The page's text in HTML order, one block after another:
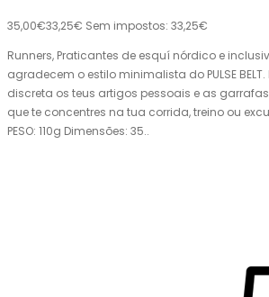
35,00€33,25€ Sem impostos: 33,25€
Runners, Praticantes de esquí nórdico e
agradecem o estilo minimalista do PULSE
discreta os teus artigos pessoais e as
que te concentres na tua corrida, treino ou
PESO: 110g Dimensões: 35..